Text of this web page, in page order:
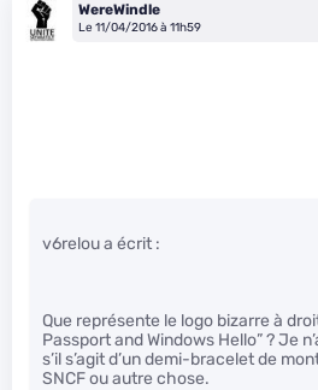
WereWindle
Le 11/04/2016 à 11h59
v6relou a écrit :
Que représente le logo bizarre à
Passport and Windows Hello” ? Je
s’il s’agit d’un demi-bracelet de
SNCF ou autre chose.